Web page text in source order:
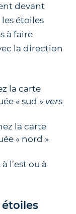
devant
étoiles
à faire
la direction
la carte
« sud » vers
la carte
« nord »
l’est ou à